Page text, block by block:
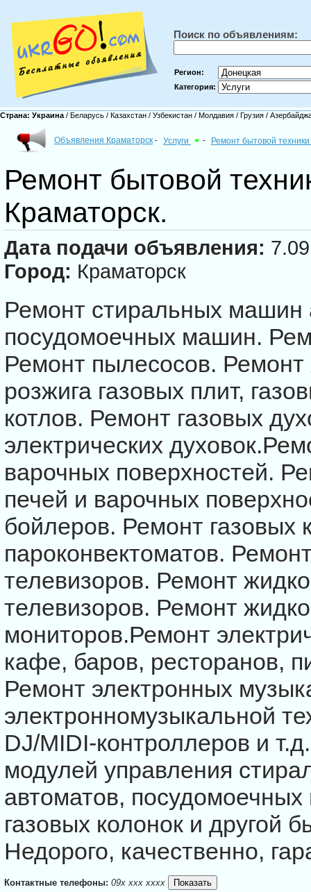
Поиск по объявлениям:
Регион:
Категория:
Страна: Украина / Беларусь / Казахстан / Узбекистан / Молдавия / Грузия /
Объявления Краматорск - Услуги - Ремонт бытовой техники
Ремонт бытовой
Краматорск.
Дата подачи объявления:
Город: Краматорск
Ремонт стиральных машин
посудомоечных машин.
Ремонт пылесосов.
розжига газовых плит,
котлов. Ремонт газовых
электрических
варочных поверхностей.
печей и варочных
бойлеров. Ремонт газовых
пароконвектоматов.
телевизоров. Ремонт
телевизоров. Ремонт
мониторов.Ремонт
кафе, баров, ресторанов,
Ремонт электронных
электронномузыкальной
DJ/MIDI-контроллеров и
модулей управления
автоматов,
газовых колонок и другой
Недорого, качественно,
Контактные телефоны: 09x xxx xxxx